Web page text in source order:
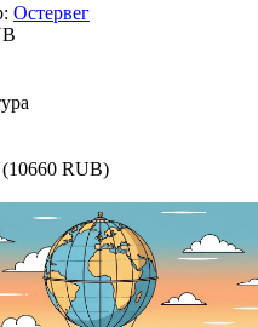
Остервег
(10660 RUB)